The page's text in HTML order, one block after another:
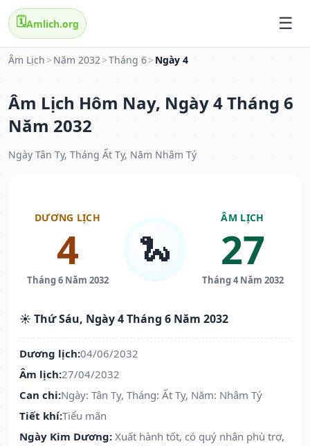
🗓️Amlich.org
Âm Lịch > Năm 2032>Tháng 6> Ngày 4
Âm Lịch Hôm Nay, Ngày 4 Tháng 6
Năm 2032
Ngày Tân Tỵ, Tháng Ất Tỵ, Năm Nhâm Tý
DƯƠNG LỊCH
4
Tháng 6 Năm 2032
🐍
ÂM LỊCH
27
Tháng 4 Năm 2032
☀️ Thứ Sáu, Ngày 4 Tháng 6 Năm 2032
Dương lịch:04/06/2032
Âm lịch:27/04/2032
Can chi:Ngày: Tân Tỵ, Tháng: Ất Tỵ, Năm: Nhâm Tý
Tiết khí:Tiểu mãn
Ngày Kim Dương: Xuất hành tốt, có quý nhân phù trợ,